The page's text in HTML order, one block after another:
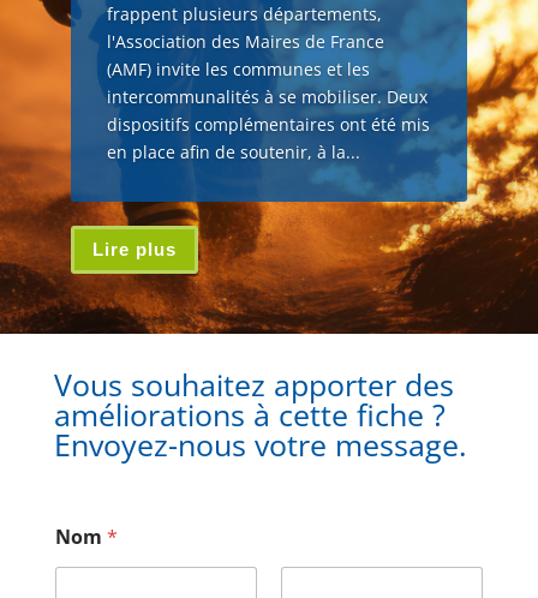
frappent plusieurs départements,
l'Association des Maires de France
(AMF) invite les communes et les
intercommunalités à se mobiliser. Deux
dispositifs complémentaires ont été mis
en place afin de soutenir, à la...
Lire plus
Vous souhaitez apporter des
améliorations à cette fiche ?
Envoyez-nous votre message.
Nom *